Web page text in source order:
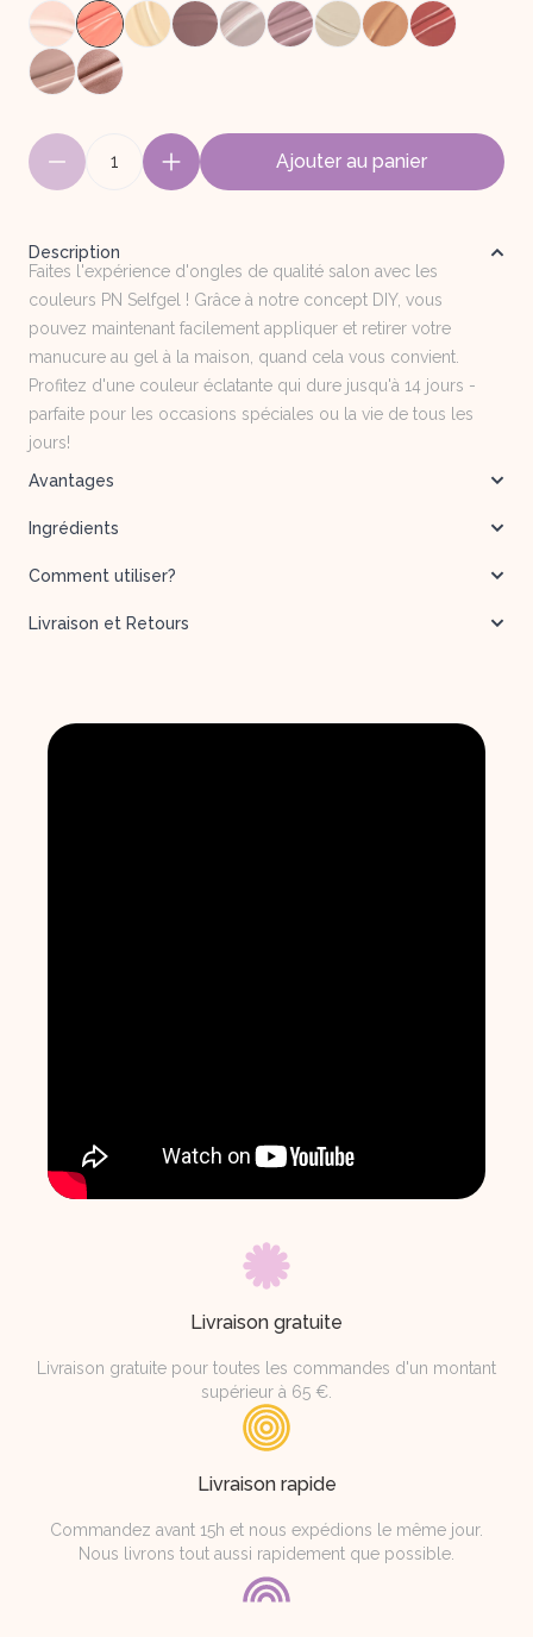
1 Ajouter au panier
Description
Faites l'expérience d'ongles de qualité salon avec les
couleurs PN Selfgel ! Grâce à notre concept DIY, vous
pouvez maintenant facilement appliquer et retirer votre
manucure au gel à la maison, quand cela vous convient.
Profitez d'une couleur éclatante qui dure jusqu'à 14 jours -
parfaite pour les occasions spéciales ou la vie de tous les
jours!
Avantages
Ingrédients
Comment utiliser?
Livraison et Retours
Livraison gratuite
Livraison gratuite pour toutes les commandes d'un montant
supérieur à 65 €.
Livraison rapide
Commandez avant 15h et nous expédions le même jour.
Nous livrons tout aussi rapidement que possible.